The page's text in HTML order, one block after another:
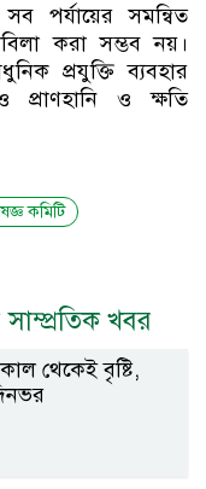
পর্যায়ের সমন্বিত
করা সম্ভব নয়।
প্রযুক্তি ব্যবহার
ও ক্ষতি
কমিটি
খবর
থেকেই বৃষ্টি,